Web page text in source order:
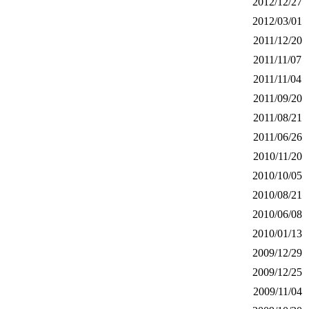
2012/03/01
2011/12/20
2011/11/07
2011/11/04
2011/09/20
2011/08/21
2011/06/26
2010/11/20
2010/10/05
2010/08/21
2010/06/08
2010/01/13
2009/12/29
2009/12/25
2009/11/04